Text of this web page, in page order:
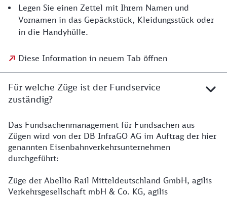
Legen Sie einen Zettel mit Ihrem Namen und
Vornamen in das Gepäckstück, Kleidungsstück oder
in die Handyhülle.
Diese Information in neuem Tab öffnen
Für welche Züge ist der Fundservice
zuständig?
Das Fundsachenmanagement für Fundsachen aus
Zügen wird von der DB InfraGO AG im Auftrag der hier
genannten Eisenbahnverkehrsunternehmen
durchgeführt:
Züge der Abellio Rail Mitteldeutschland GmbH, agilis
Verkehrsgesellschaft mbH & Co. KG, agilis